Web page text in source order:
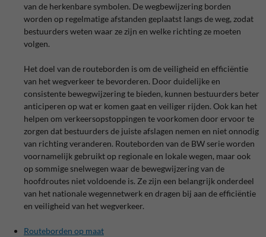
van de herkenbare symbolen. De wegbewijzering borden
worden op regelmatige afstanden geplaatst langs de weg, zodat
bestuurders weten waar ze zijn en welke richting ze moeten
volgen.
Het doel van de routeborden is om de veiligheid en efficiëntie
van het wegverkeer te bevorderen. Door duidelijke en
consistente bewegwijzering te bieden, kunnen bestuurders beter
anticiperen op wat er komen gaat en veiliger rijden. Ook kan het
helpen om verkeersopstoppingen te voorkomen door ervoor te
zorgen dat bestuurders de juiste afslagen nemen en niet onnodig
van richting veranderen. Routeborden van de BW serie worden
voornamelijk gebruikt op regionale en lokale wegen, maar ook
op sommige snelwegen waar de bewegwijzering van de
hoofdroutes niet voldoende is. Ze zijn een belangrijk onderdeel
van het nationale wegennetwerk en dragen bij aan de efficiëntie
en veiligheid van het wegverkeer.
Routeborden op maat